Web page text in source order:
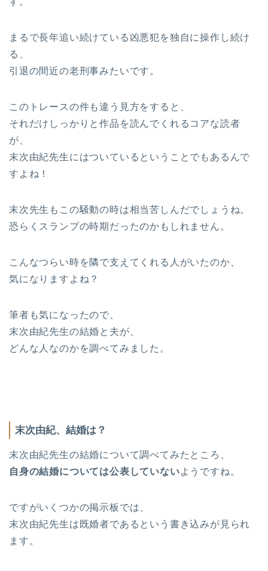
まるで長年追い続けている凶悪犯を独自に操作し続け
る、
引退の間近の老刑事みたいです。
このトレースの件も違う見方をすると、
それだけしっかりと作品を読んでくれるコアな読者
が、
末次由紀先生にはついているということでもあるんで
すよね！
末次先生もこの騒動の時は相当苦しんだでしょうね。
恐らくスランプの時期だったのかもしれません。
こんなつらい時を隣で支えてくれる人がいたのか、
気になりますよね？
筆者も気になったので、
末次由紀先生の結婚と夫が、
どんな人なのかを調べてみました。
末次由紀、結婚は？
末次由紀先生の結婚について調べてみたところ、
自身の結婚については公表していないようですね。
ですがいくつかの掲示板では、
末次由紀先生は既婚者であるという書き込みが見られ
ます。